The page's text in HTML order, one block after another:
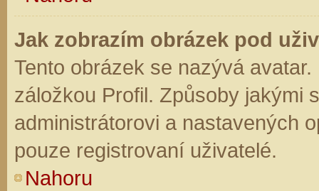
Jak zobrazím obrázek pod
Tento obrázek se nazývá
záložkou Profil. Způsoby jakými
administrátorovi a nastavených
pouze registrovaní uživatelé.
Nahoru